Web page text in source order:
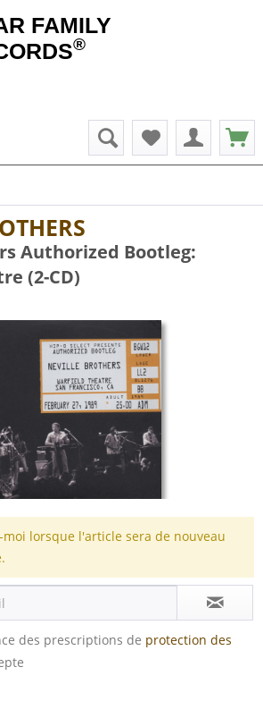
FAMILY
®
Authorized Bootleg:
(2-CD)
moi lorsque l'article sera de nouveau
des prescriptions de protection des